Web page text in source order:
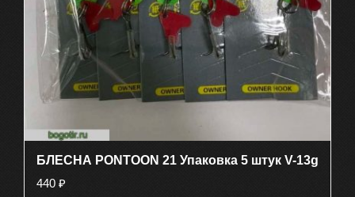
БЛЕСНА PONTOON 21 Упаковка 5 штук V-13g
440 ₽